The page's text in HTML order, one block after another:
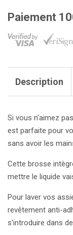
Paiement
Description
Si vous n'aimez
est parfaite pour
sans avoir les
Cette brosse
mettre le liquide
Pour laver vos
revêtement anti-
s'introduire dans